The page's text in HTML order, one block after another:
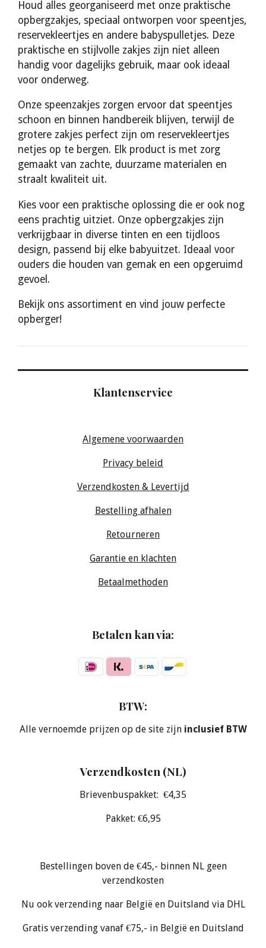
Houd alles georganiseerd met onze praktische
opbergzakjes, speciaal ontworpen voor speentjes,
reservekleertjes en andere babyspulletjes. Deze
praktische en stijlvolle zakjes zijn niet alleen
handig voor dagelijks gebruik, maar ook ideaal
voor onderweg.
Onze speenzakjes zorgen ervoor dat speentjes
schoon en binnen handbereik blijven, terwijl de
grotere zakjes perfect zijn om reservekleertjes
netjes op te bergen. Elk product is met zorg
gemaakt van zachte, duurzame materialen en
straalt kwaliteit uit.
Kies voor een praktische oplossing die er ook nog
eens prachtig uitziet. Onze opbergzakjes zijn
verkrijgbaar in diverse tinten en een tijdloos
design, passend bij elke babyuitzet. Ideaal voor
ouders die houden van gemak en een opgeruimd
gevoel.
Bekijk ons assortiment en vind jouw perfecte
opberger!
Klantenservice
Algemene voorwaarden
Privacy beleid
Verzendkosten & Levertijd
Bestelling afhalen
Retourneren
Garantie en klachten
Betaalmethoden
Betalen kan via:
BTW:
Alle vernoemde prijzen op de site zijn inclusief BTW
Verzendkosten (NL)
Brievenbuspakket: €4,35
Pakket: €6,95
Bestellingen boven de €45,- binnen NL geen
verzendkosten
Nu ook verzending naar België en Duitsland via DHL
Gratis verzending vanaf €75,- in België en Duitsland